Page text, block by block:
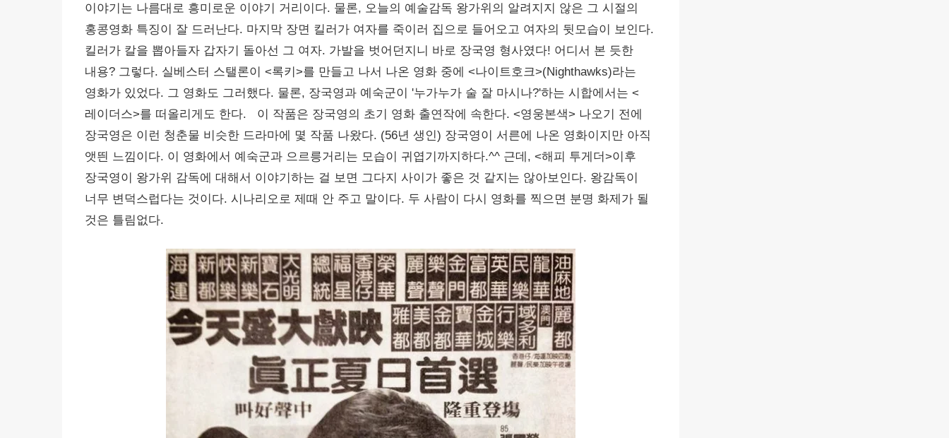
이야기는 나름대로 흥미로운 이야기 거리이다. 물론, 오늘의 예술감독 왕가위의 알려지지 않은 그 시절의
홍콩영화 특징이 잘 드러난다. 마지막 장면 킬러가 여자를 죽이러 집으로 들어오고 여자의 뒷모습이 보인다.
킬러가 칼을 뽑아들자 갑자기 돌아선 그 여자. 가발을 벗어던지니 바로 장국영 형사였다! 어디서 본 듯한
내용? 그렇다. 실베스터 스탤론이 <록키>를 만들고 나서 나온 영화 중에 <나이트호크>(Nighthawks)라는
영화가 있었다. 그 영화도 그러했다. 물론, 장국영과 예숙군이 '누가누가 술 잘 마시나?'하는 시합에서는 <
레이더스>를 떠올리게도 한다. 이 작품은 장국영의 초기 영화 출연작에 속한다. <영웅본색> 나오기 전에
장국영은 이런 청춘물 비슷한 드라마에 몇 작품 나왔다. (56년 생인) 장국영이 서른에 나온 영화이지만 아직
앳띈 느낌이다. 이 영화에서 예숙군과 으르릉거리는 모습이 귀엽기까지하다.^^ 근데, <해피 투게더>이후
장국영이 왕가위 감독에 대해서 이야기하는 걸 보면 그다지 사이가 좋은 것 같지는 않아보인다. 왕감독이
너무 변덕스럽다는 것이다. 시나리오로 제때 안 주고 말이다. 두 사람이 다시 영화를 찍으면 분명 화제가 될
것은 틀림없다.